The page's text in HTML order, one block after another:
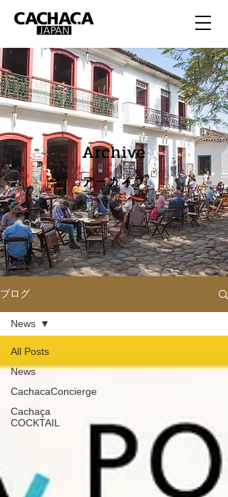
Archive
アーカイブ
ブログ
All Posts
News
CachacaConcierge
Cachaça
COCKTAIL
News